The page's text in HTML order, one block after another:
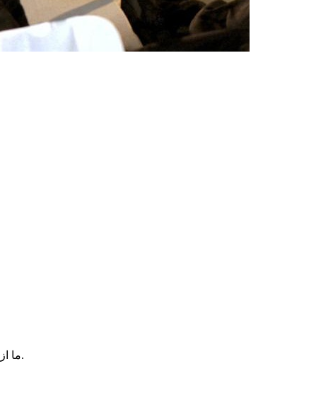
ما از سرسلسله مجاهدین اسلام یعنی حضرت سیدالشهدا (ع) سرمشق می گیریم.